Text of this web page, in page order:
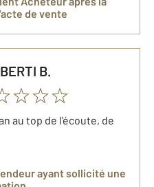
de vente
B.
au top de l'écoute, de
ayant sollicité une